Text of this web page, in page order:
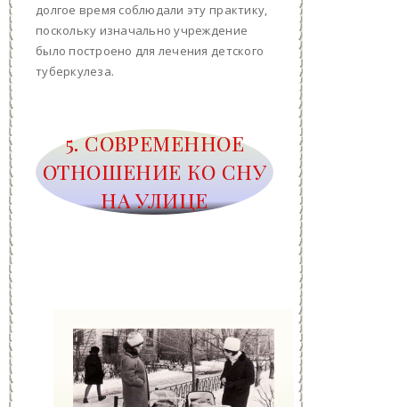
долгое время соблюдали эту практику,
поскольку изначально учреждение
было построено для лечения детского
туберкулеза.
5. СОВРЕМЕННОЕ
ОТНОШЕНИЕ КО СНУ
НА УЛИЦЕ